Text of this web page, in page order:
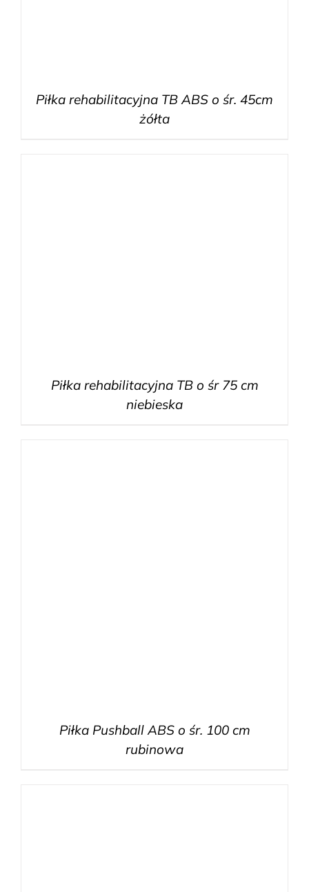
Piłka rehabilitacyjna TB ABS o śr. 45cm
żółta
Piłka rehabilitacyjna TB o śr 75 cm
niebieska
Piłka Pushball ABS o śr. 100 cm
rubinowa